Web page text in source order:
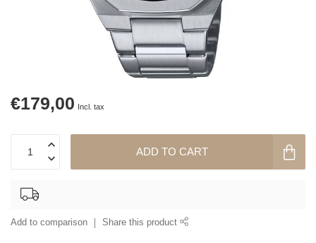
€179,00 Incl. tax
ADD TO CART
Add to comparison Share this product